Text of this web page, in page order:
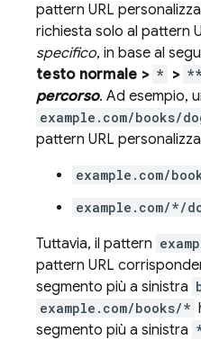
pattern URL
richiesta solo al pattern
specifico, in base al
testo normale > * > **
percorso. Ad esempio,
example.com/books/
pattern URL
example.com/
example.com/*/
Tuttavia, il pattern
pattern URL
segmento più a sinistra
example.com/books/*
segmento più a sinistra